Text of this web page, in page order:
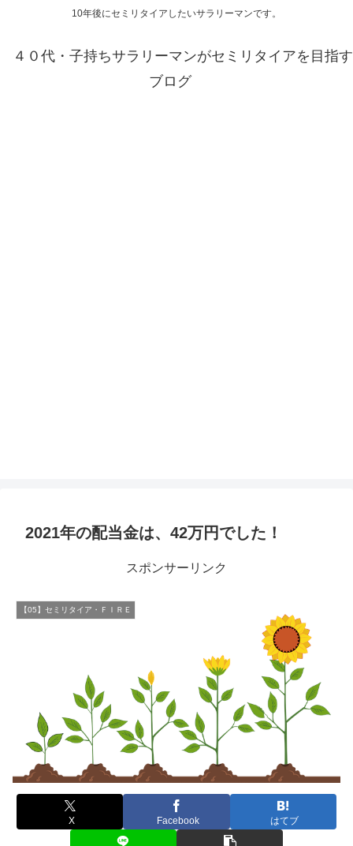
10年後にセミリタイアしたいサラリーマンです。
４０代・子持ちサラリーマンがセミリタイアを目指す
ブログ
2021年の配当金は、42万円でした！
スポンサーリンク
【05】セミリタイア・ＦＩＲＥ
X Facebook はてブ